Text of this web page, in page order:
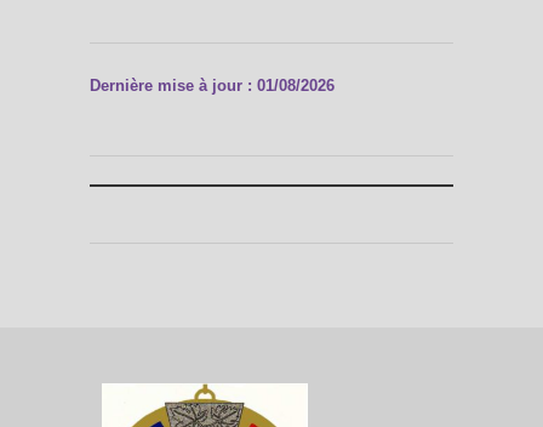
Dernière mise à jour : 01/08/2026